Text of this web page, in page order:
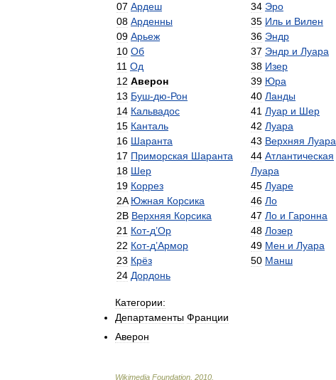
07 Ардеш
08 Арденны
09 Арьеж
10 Об
11 Од
12 Аверон
13 Буш-дю-Рон
14 Кальвадос
15 Канталь
16 Шаранта
17 Приморская Шаранта
18 Шер
19 Коррез
2A Южная Корсика
2B Верхняя Корсика
21 Кот-д’Ор
22 Кот-д’Армор
23 Крёз
24 Дордонь
34 Эро
35 Иль и Вилен
36 Эндр
37 Эндр и Луара
38 Изер
39 Юра
40 Ланды
41 Луар и Шер
42 Луара
43 Верхняя Луара
44 Атлантическая
Луара
45 Луаре
46 Ло
47 Ло и Гаронна
48 Лозер
49 Мен и Луара
50 Манш
Категории:
Департаменты Франции
Аверон
Wikimedia Foundation 2010